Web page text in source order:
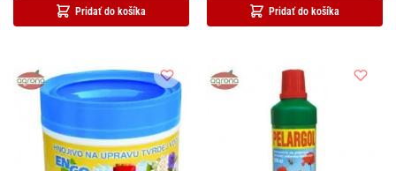
Pridať do košíka Pridať do košíka